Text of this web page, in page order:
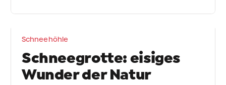
Schneehöhle
Schneegrotte: eisiges
Wunder der Natur